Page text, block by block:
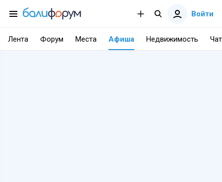
Войти
Лента Форум Места Афиша Недвижимость Чат